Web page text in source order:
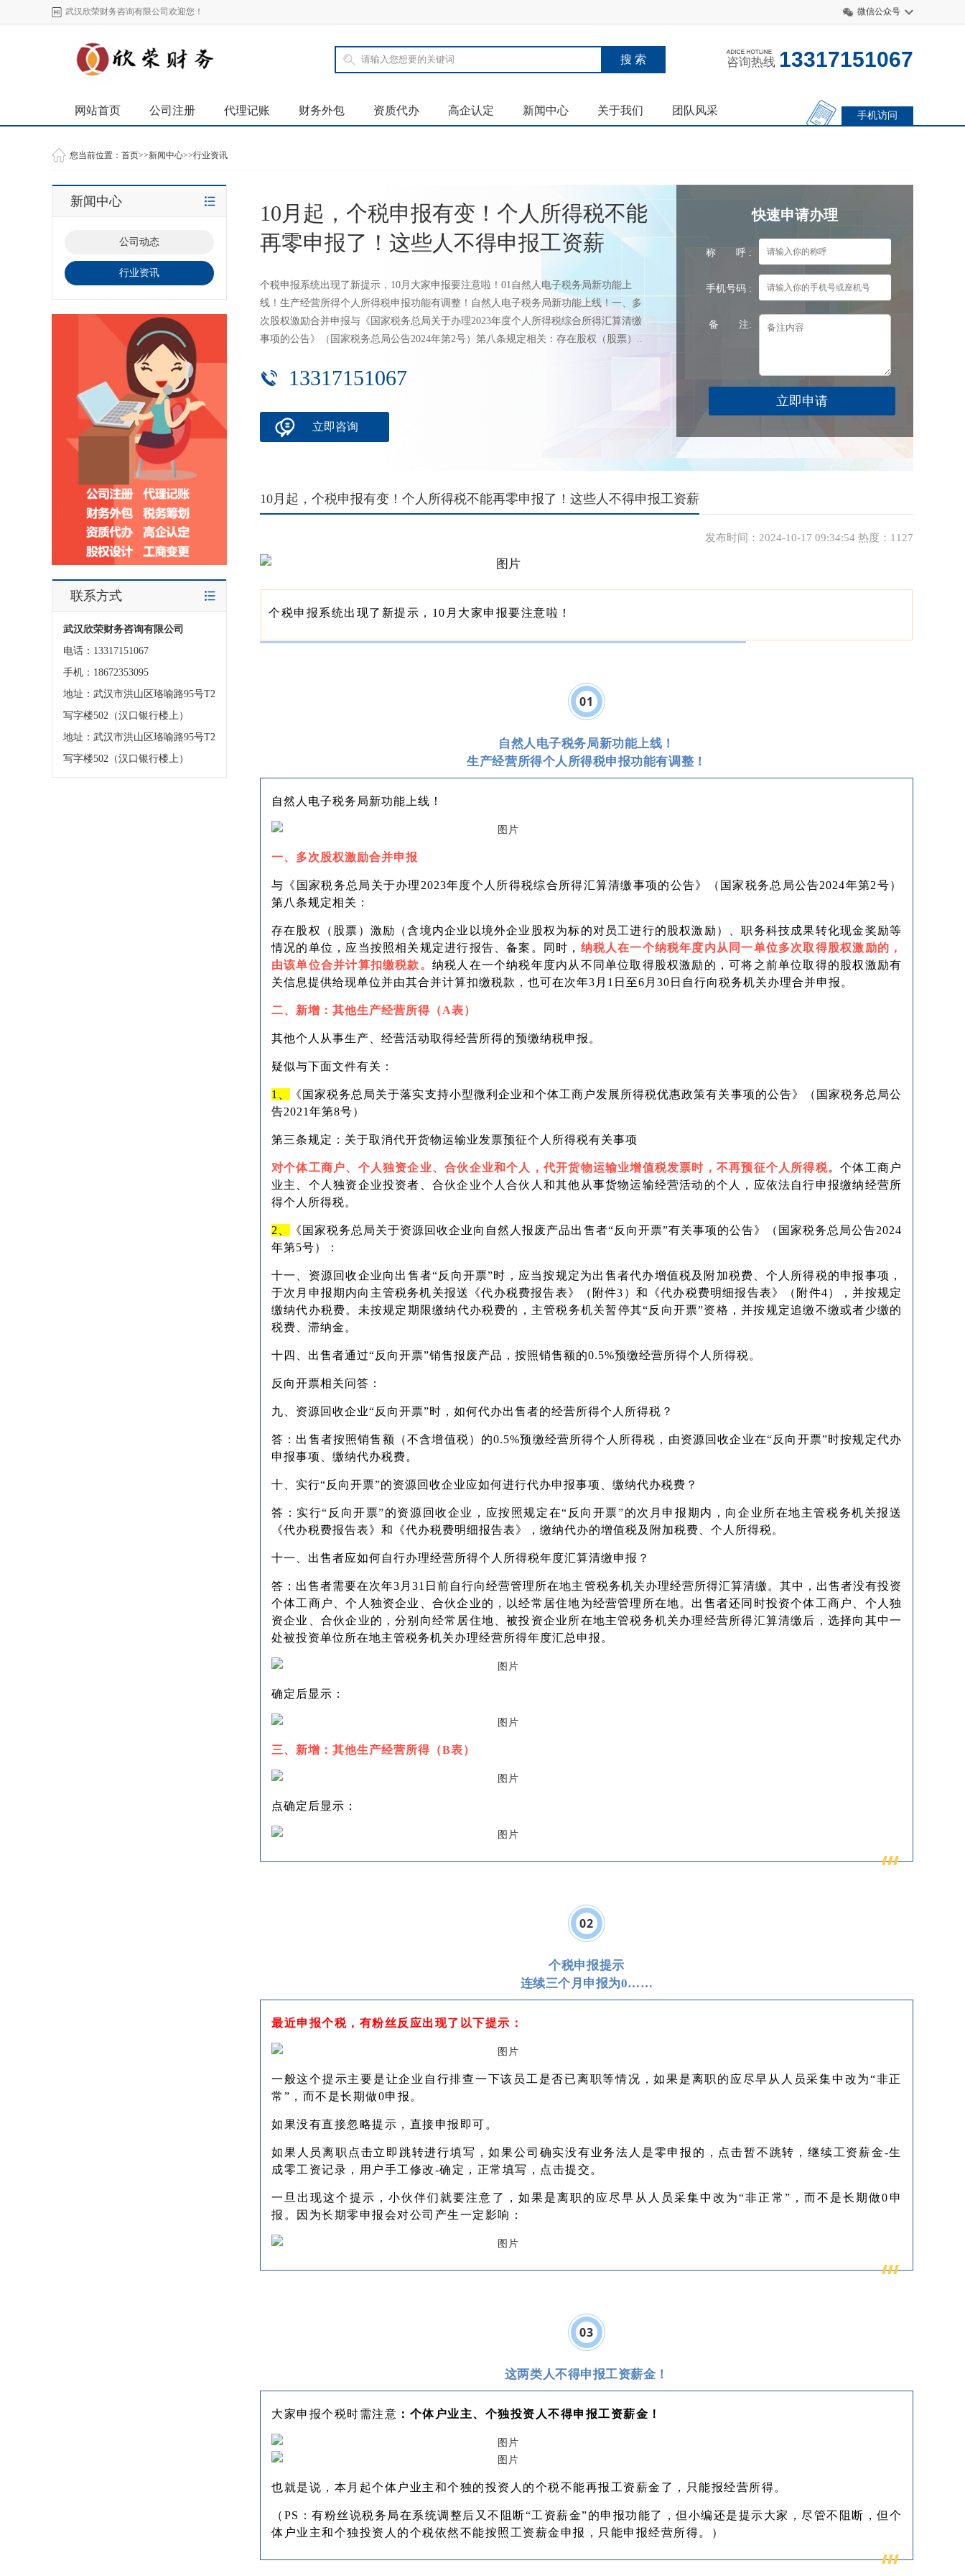
武汉欣荣财务咨询有限公司欢迎您！ 微信公众号
咨询热线 13317151067
网站首页 公司注册 代理记账 财务外包 资质代办 高企认定 新闻中心 关于我们 团队风采 手机访问
您当前位置： 首页>>新闻中心>>行业资讯
新闻中心
公司动态
行业资讯
联系方式
武汉欣荣财务咨询有限公司
电话：13317151067
手机：18672353095
地址：武汉市洪山区珞喻路95号T2
写字楼502（汉口银行楼上）
地址：武汉市洪山区珞喻路95号T2
写字楼502（汉口银行楼上）
10月起，个税申报有变！个人所得税不能
再零申报了！这些人不得申报工资薪
个税申报系统出现了新提示，10月大家申报要注意啦！01自然人电子税务局新功能上
线！生产经营所得个人所得税申报功能有调整！自然人电子税务局新功能上线！一、多
次股权激励合并申报与《国家税务总局关于办理2023年度个人所得税综合所得汇算清缴
事项的公告》（国家税务总局公告2024年第2号）第八条规定相关：存在股权（股票）..
13317151067
立即咨询
快速申请办理
称 呼 :
手机号码 :
备 注:
10月起，个税申报有变！个人所得税不能再零申报了！这些人不得申报工资薪
发布时间：2024-10-17 09:34:54 热度：1127
个税申报系统出现了新提示，10月大家申报要注意啦！
01
自然人电子税务局新功能上线！
生产经营所得个人所得税申报功能有调整！
自然人电子税务局新功能上线！
一、多次股权激励合并申报
与《国家税务总局关于办理2023年度个人所得税综合所得汇算清缴事项的公告》（国家税务总局公告2024年第2号）
第八条规定相关：
存在股权（股票）激励（含境内企业以境外企业股权为标的对员工进行的股权激励）、职务科技成果转化现金奖励等
情况的单位，应当按照相关规定进行报告、备案。同时， 纳税人在一个纳税年度内从同一单位多次取得股权激励的，
由该单位合并计算扣缴税款。 纳税人在一个纳税年度内从不同单位取得股权激励的，可将之前单位取得的股权激励有
关信息提供给现单位并由其合并计算扣缴税款，也可在次年3月1日至6月30日自行向税务机关办理合并申报。
二、新增：其他生产经营所得（A表）
其他个人从事生产、经营活动取得经营所得的预缴纳税申报。
疑似与下面文件有关：
1、
《国家税务总局关于落实支持小型微利企业和个体工商户发展所得税优惠政策有关事项的公告》（国家税务总局公
告2021年第8号）
第三条规定：关于取消代开货物运输业发票预征个人所得税有关事项
对个体工商户、个人独资企业、合伙企业和个人，代开货物运输业增值税发票时，不再预征个人所得税。个体工商户
业主、个人独资企业投资者、合伙企业个人合伙人和其他从事货物运输经营活动的个人，应依法自行申报缴纳经营所
得个人所得税。
2、
《国家税务总局关于资源回收企业向自然人报废产品出售者“反向开票”有关事项的公告》（国家税务总局公告2024
年第5号）：
十一、资源回收企业向出售者“反向开票”时，应当按规定为出售者代办增值税及附加税费、个人所得税的申报事项，
于次月申报期内向主管税务机关报送《代办税费报告表》（附件3）和《代办税费明细报告表》（附件4），并按规定
缴纳代办税费。未按规定期限缴纳代办税费的，主管税务机关暂停其“反向开票”资格，并按规定追缴不缴或者少缴的
税费、滞纳金。
十四、出售者通过“反向开票”销售报废产品，按照销售额的0.5%预缴经营所得个人所得税。
反向开票相关问答：
九、资源回收企业“反向开票”时，如何代办出售者的经营所得个人所得税？
答：出售者按照销售额（不含增值税）的0.5%预缴经营所得个人所得税，由资源回收企业在“反向开票”时按规定代办
申报事项、缴纳代办税费。
十、实行“反向开票”的资源回收企业应如何进行代办申报事项、缴纳代办税费？
答：实行“反向开票”的资源回收企业，应按照规定在“反向开票”的次月申报期内，向企业所在地主管税务机关报送
《代办税费报告表》和《代办税费明细报告表》，缴纳代办的增值税及附加税费、个人所得税。
十一、出售者应如何自行办理经营所得个人所得税年度汇算清缴申报？
答：出售者需要在次年3月31日前自行向经营管理所在地主管税务机关办理经营所得汇算清缴。其中，出售者没有投资
个体工商户、个人独资企业、合伙企业的，以经常居住地为经营管理所在地。出售者还同时投资个体工商户、个人独
资企业、合伙企业的，分别向经常居住地、被投资企业所在地主管税务机关办理经营所得汇算清缴后，选择向其中一
处被投资单位所在地主管税务机关办理经营所得年度汇总申报。
确定后显示：
三、新增：其他生产经营所得（B表）
点确定后显示：
02
个税申报提示
连续三个月申报为0……
最近申报个税，有粉丝反应出现了以下提示：
一般这个提示主要是让企业自行排查一下该员工是否已离职等情况，如果是离职的应尽早从人员采集中改为“非正
常”，而不是长期做0申报。
如果没有直接忽略提示，直接申报即可。
如果人员离职点击立即跳转进行填写，如果公司确实没有业务法人是零申报的，点击暂不跳转，继续工资薪金-生
成零工资记录，用户手工修改-确定，正常填写，点击提交。
一旦出现这个提示，小伙伴们就要注意了，如果是离职的应尽早从人员采集中改为“非正常”，而不是长期做0申
报。因为长期零申报会对公司产生一定影响：
03
这两类人不得申报工资薪金！
大家申报个税时需注意 ：个体户业主、个独投资人不得申报工资薪金！
也就是说，本月起个体户业主和个独的投资人的个税不能再报工资薪金了，只能报经营所得。
（PS：有粉丝说税务局在系统调整后又不阻断“工资薪金”的申报功能了，但小编还是提示大家，尽管不阻断，但个
体户业主和个独投资人的个税依然不能按照工资薪金申报，只能申报经营所得。）